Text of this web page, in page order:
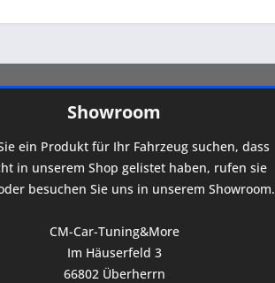
Showroom
ein Produkt für Ihr Fahrzeug suchen, dass
in unserem Shop gelistet haben, rufen sie
besuchen Sie uns in unserem Showroom.
CM-Car-Tuning&More
Im Häuserfeld 3
66802 Überherrn